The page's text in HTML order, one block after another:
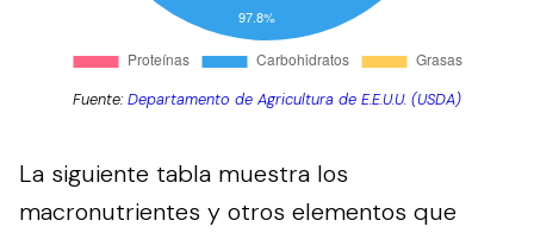
Fuente:Departamento de Agricultura de E.E.U.U. (USDA)
La siguiente tabla muestra los
macronutrientes y otros elementos que